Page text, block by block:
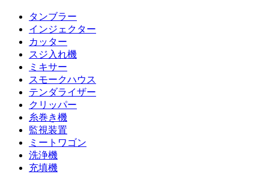
タンブラー
インジェクター
カッター
スジ入れ機
ミキサー
スモークハウス
テンダライザー
クリッパー
糸巻き機
監視装置
ミートワゴン
洗浄機
充填機